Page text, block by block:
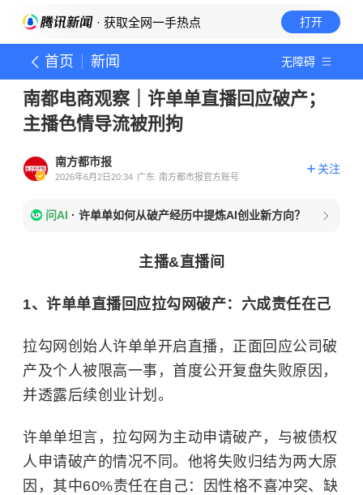
· 获取全网一手热点 打开
首页 新闻 无障碍
南都电商观察｜许单单直播回应破产；
主播色情导流被刑拘
南方都市报
2026年6月2日20:34 广东 南方都市报官方账号
关注
问AI · 许单单如何从破产经历中提炼AI创业新方向？
主播&直播间
1、许单单直播回应拉勾网破产：六成责任在己
拉勾网创始人许单单开启直播，正面回应公司破
产及个人被限高一事，首度公开复盘失败原因，
并透露后续创业计划。
许单单坦言，拉勾网为主动申请破产，与被债权
人申请破产的情况不同。他将失败归结为两大原
因，其中60%责任在自己：因性格不喜冲突、缺